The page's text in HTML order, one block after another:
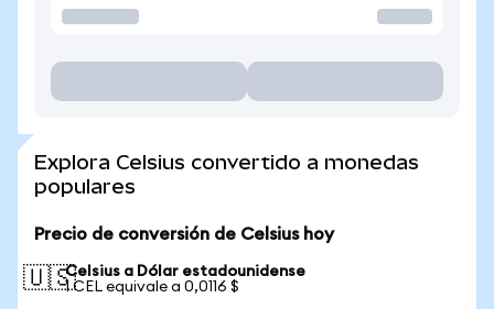
Explora Celsius convertido a monedas
populares
Precio de conversión de Celsius hoy
🇺🇸Celsius a Dólar estadounidense
1 CEL equivale a 0,0116 $